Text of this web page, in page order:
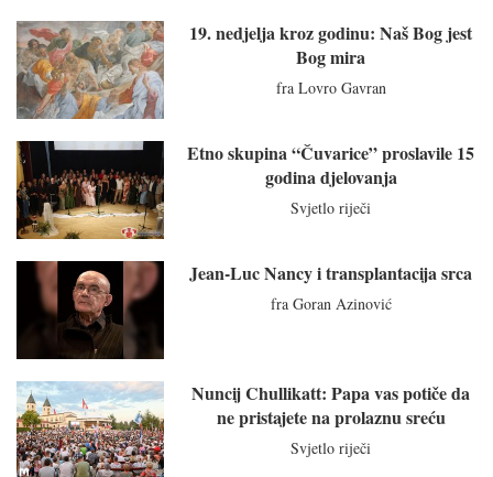
19. nedjelja kroz godinu: Naš Bog jest
Bog mira
fra Lovro Gavran
Etno skupina “Čuvarice” proslavile 15
godina djelovanja
Svjetlo riječi
Jean-Luc Nancy i transplantacija srca
fra Goran Azinović
Nuncij Chullikatt: Papa vas potiče da
ne pristajete na prolaznu sreću
Svjetlo riječi